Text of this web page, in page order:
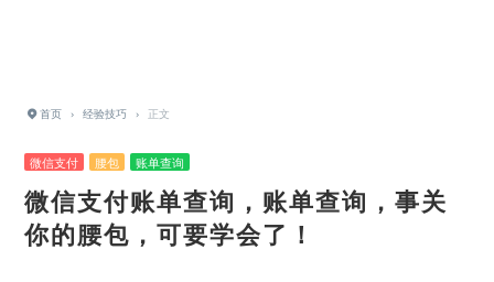
首页 › 经验技巧 › 正文
微信支付 腰包 账单查询
微信支付账单查询，账单查询，事关
你的腰包，可要学会了！